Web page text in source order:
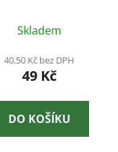
Skladem
40,50 Kč bez DPH
49 Kč
DO KOŠÍKU